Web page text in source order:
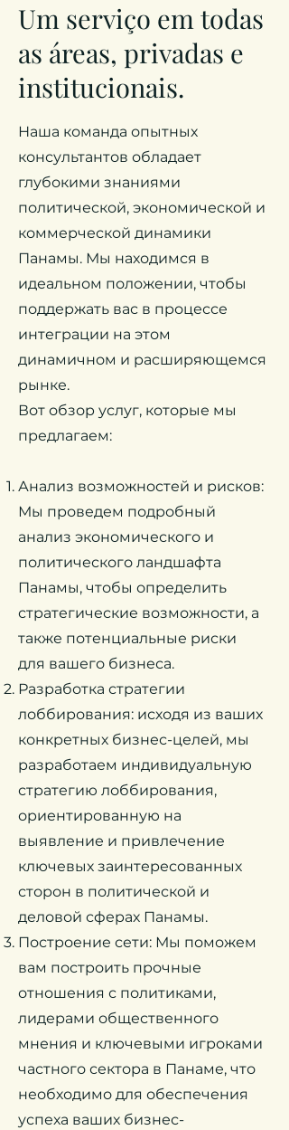
Um serviço em todas
as áreas, privadas e
institucionais.
Наша команда опытных
консультантов обладает
глубокими знаниями
политической, экономической и
коммерческой динамики
Панамы. Мы находимся в
идеальном положении, чтобы
поддержать вас в процессе
интеграции на этом
динамичном и расширяющемся
рынке.
Вот обзор услуг, которые мы
предлагаем:
Анализ возможностей и рисков:
Мы проведем подробный
анализ экономического и
политического ландшафта
Панамы, чтобы определить
стратегические возможности, а
также потенциальные риски
для вашего бизнеса.
Разработка стратегии
лоббирования: исходя из ваших
конкретных бизнес-целей, мы
разработаем индивидуальную
стратегию лоббирования,
ориентированную на
выявление и привлечение
ключевых заинтересованных
сторон в политической и
деловой сферах Панамы.
Построение сети: Мы поможем
вам построить прочные
отношения с политиками,
лидерами общественного
мнения и ключевыми игроками
частного сектора в Панаме, что
необходимо для обеспечения
успеха ваших бизнес-